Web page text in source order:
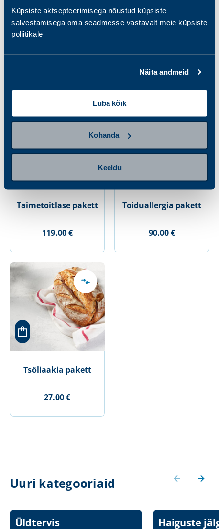
Küpsiste aktsepteerimisega nõustud küpsiste
salvestamisega oma seadmesse vastavalt meie küpsiste
poliitikale.
Näita andmeid
Luba kõik
Kohanda
Keeldu
pakett
115.00 €
Taimetoitlase pakett
119.00 €
Toiduallergia pakett
90.00 €
Tsöliaakia pakett
27.00 €
Uuri kategooriaid
Üldtervis Haiguste